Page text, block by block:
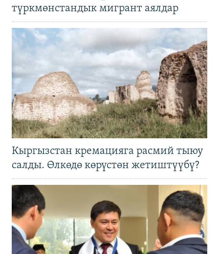
түркмөнстандык мигрант аялдар
Кыргызстан кремацияга расмий тыюу
салды. Өлкөдө көрүстөн жетиштүүбү?